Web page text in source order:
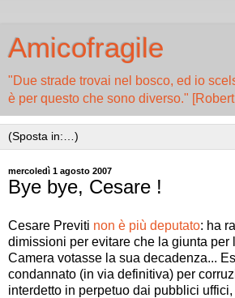
Amicofragile
"Due strade trovai nel bosco, ed io
è per questo che sono diverso." [Robert
mercoledì 1 agosto 2007
Bye bye, Cesare !
Cesare Previti non è più deputato: ha
dimissioni per evitare che la giunta per
Camera votasse la sua decadenza...
condannato (in via definitiva) per
interdetto in perpetuo dai pubblici